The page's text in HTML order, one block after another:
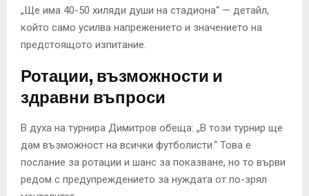
„Ще има 40-50 хиляди души на стадиона“ — детайл,
който само усилва напрежението и значението на
предстоящото изпитание.
Ротации, възможности и
здравни въпроси
В духа на турнира Димитров обеща: „В този турнир ще
дам възможност на всички футболисти.“ Това е
послание за ротации и шанс за показване, но то върви
редом с предупреждението за нуждата от по-зрял